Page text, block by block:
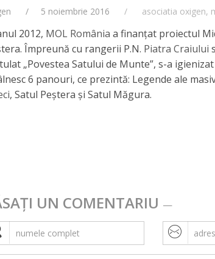
5 noiembrie 2016 asociatia oxigen,
2012, MOL România a finanțat proiectul
Împreună cu rangerii P.N. Piatra Craiului
„Povestea Satului de Munte”, s-a
6 panouri, ce prezintă: Legende ale
, Satul Peștera și Satul Măgura.
UN COMENTARIU